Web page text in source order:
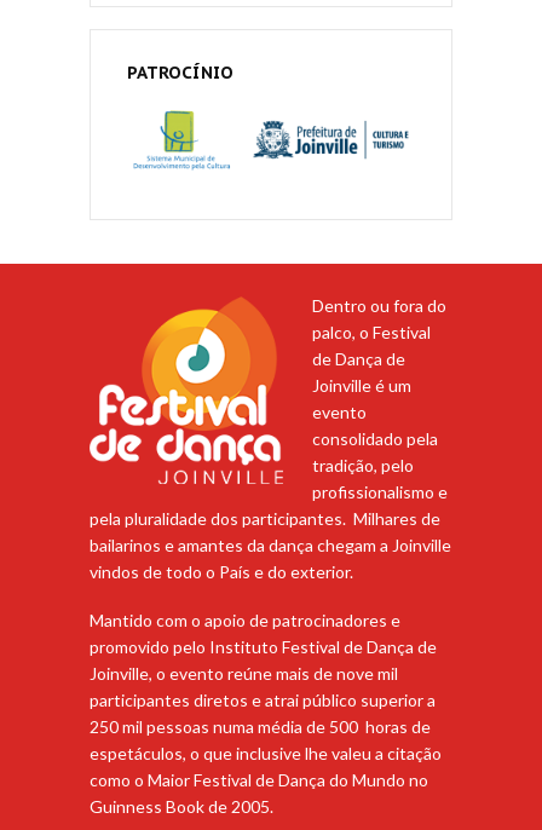
PATROCÍNIO
Dentro ou fora do
palco, o Festival
de Dança de
Joinville é um
evento
consolidado pela
tradição, pelo
profissionalismo e
pela pluralidade dos participantes. Milhares de
bailarinos e amantes da dança chegam a Joinville
vindos de todo o País e do exterior.
Mantido com o apoio de patrocinadores e
promovido pelo Instituto Festival de Dança de
Joinville, o evento reúne mais de nove mil
participantes diretos e atrai público superior a
250 mil pessoas numa média de 500 horas de
espetáculos, o que inclusive lhe valeu a citação
como o Maior Festival de Dança do Mundo no
Guinness Book de 2005.